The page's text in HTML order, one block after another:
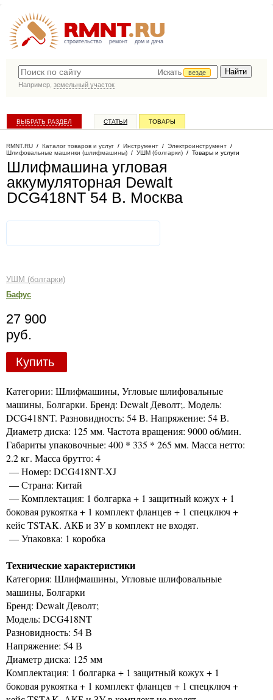
строительство ремонт дом и дача
Искать
везде
Например, земельный участок
ВЫБРАТЬ РАЗДЕЛ СТАТЬИ ТОВАРЫ
RMNT.RU / Каталог товаров и услуг / Инструмент / Электроинструмент /
Шлифовальные машинки (шлифмашины) / УШМ (болгарки) / Товары и услуги
Шлифмашина угловая
аккумуляторная Dewalt
DCG418NT 54 В. Москва
УШМ (болгарки)
Бафус
27 900
руб.
Купить
Категории: Шлифмашины, Угловые шлифовальные
машины, Болгарки. Бренд: Dewalt Деволт;. Модель:
DCG418NT. Разновидность: 54 В. Напряжение: 54 В.
Диаметр диска: 125 мм. Частота вращения: 9000 об/мин.
Габариты упаковочные: 400 * 335 * 265 мм. Масса нетто:
2.2 кг. Масса брутто: 4
— Номер: DCG418NT-XJ
— Страна: Китай
— Комплектация: 1 болгарка + 1 защитный кожух + 1
боковая рукоятка + 1 комплект фланцев + 1 спецключ +
кейс TSTAK. АКБ и ЗУ в комплект не входят.
— Упаковка: 1 коробка
Технические характеристики
Категория: Шлифмашины, Угловые шлифовальные
машины, Болгарки
Бренд: Dewalt Деволт;
Модель: DCG418NT
Разновидность: 54 В
Напряжение: 54 В
Диаметр диска: 125 мм
Комплектация: 1 болгарка + 1 защитный кожух + 1
боковая рукоятка + 1 комплект фланцев + 1 спецключ +